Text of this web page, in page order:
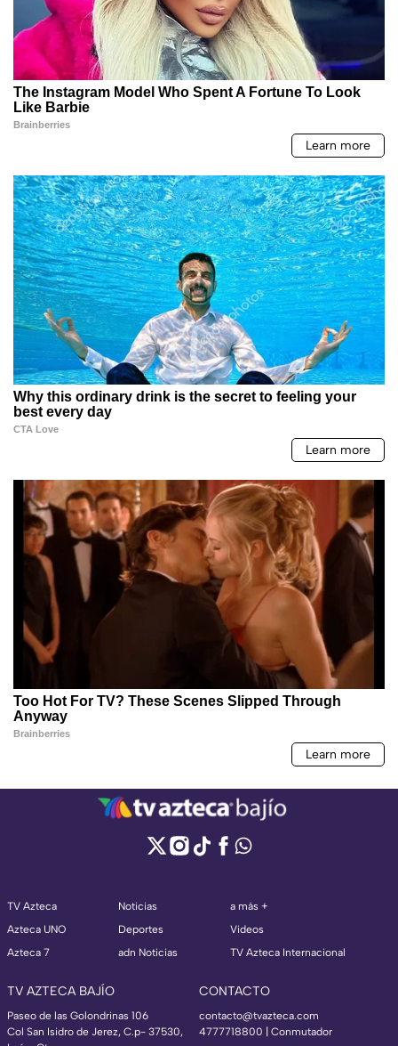
TV Azteca
Azteca UNO
Azteca 7
Noticias
Deportes
adn Noticias
a más +
Videos
TV Azteca Internacional
TV AZTECA BAJÍO
Paseo de las Golondrinas 106
Col San Isidro de Jerez, C.p- 37530,
CONTACTO
contacto@tvazteca.com
4777718800 | Conmutador